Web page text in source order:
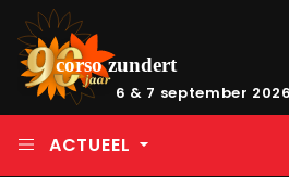
6 & 7 september 2026
ACTUEEL